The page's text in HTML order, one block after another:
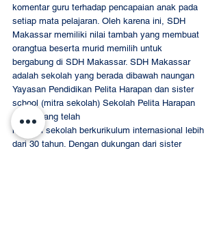
komentar guru terhadap pencapaian anak pada
setiap mata pelajaran. Oleh karena ini, SDH
Makassar memiliki nilai tambah yang membuat
orangtua beserta murid memilih untuk
bergabung di SDH Makassar. SDH Makassar
adalah sekolah yang berada dibawah naungan
Yayasan Pendidikan Pelita Harapan dan sister
school (mitra sekolah) Sekolah Pelita Harapan
(SPH) yang telah
menjadi sekolah berkurikulum internasional lebih
dari 30 tahun. Dengan dukungan dari sister